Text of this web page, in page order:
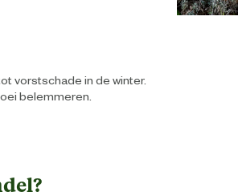
vorstschade in de winter.
belemmeren.